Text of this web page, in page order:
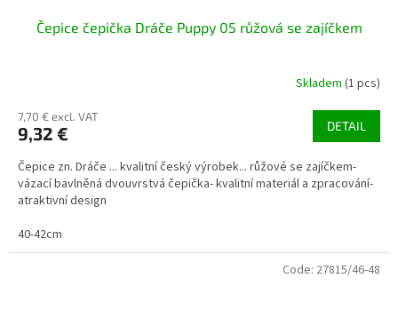
Čepice čepička Dráče Puppy 05 růžová se zajíčkem
Skladem (1 pcs)
7,70 € excl. VAT
9,32 € DETAIL
Čepice zn. Dráče ... kvalitní český výrobek... růžové se zajíčkem-
vázací bavlněná dvouvrstvá čepička- kvalitní materiál a zpracování-
atraktivní design
40-42cm
Code: 27815/46-48